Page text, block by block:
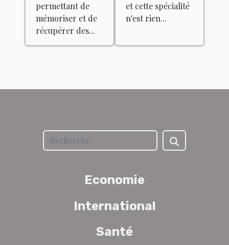
permettant de
mémoriser et de
récupérer des...
et cette spécialité
n'est rien...
Economie
International
Santé